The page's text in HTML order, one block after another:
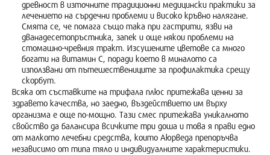
древност в източните традиционни медицински практики за
лечението на сърдечни проблеми и високо кръвно налягане.
Смята се, че помага също така при гастрити, язви на
дванадесетопръстника, запек и още някои проблеми на
стомашно-чревния тракт. Изсушените цветове са много
богати на витамин С, поради което в миналото са
използвани от пътешествениците за профилактика срещу
скорбут.
Всяка от съставките на трифала плюс притежава ценни за
здравето качества, но заедно, въздействието им върху
организма е още по-мощно. Тази смес притежава уникалното
свойство да балансира всичките три доша и това я прави едно
от малкото лечебни средства, които Аюрведа препоръчва
независимо от типа тяло и индивидуалните характеристики.